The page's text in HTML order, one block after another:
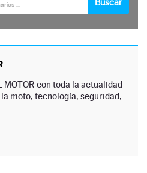
MOTOR con toda la actualidad
moto, tecnología, seguridad,